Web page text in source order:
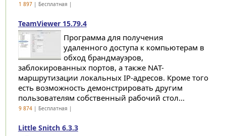
1 897| Бесплатная |
TeamViewer 15.79.4
Программа для получения
удаленного доступа к компьютерам в
обход брандмауэров,
заблокированных портов, а также NAT-
маршрутизации локальных IP-адресов. Кроме того
есть возможность демонстрировать другим
пользователям собственный рабочий стол...
9 874| Бесплатная |
Little Snitch 6.3.3